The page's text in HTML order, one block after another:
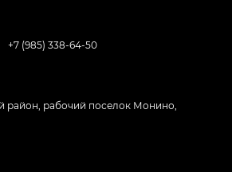
+7 (985) 338-64-50
район, рабочий поселок Монино,